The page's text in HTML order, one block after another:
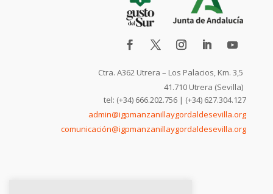
Ctra. A362 Utrera – Los Palacios, Km. 3,5
41.710 Utrera (Sevilla)
tel: (+34) 666.202.756 | (+34) 627.304.127
admin@igpmanzanillaygordaldesevilla.org
comunicación@igpmanzanillaygordaldesevilla.org